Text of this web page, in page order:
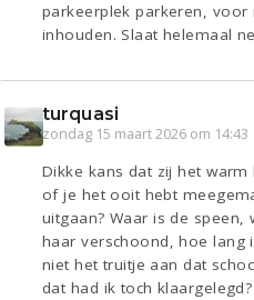
parkeerplek parkeren,
inhouden. Slaat helemaal
turquasi
zondag 15 maart 2026 om 14:43
Dikke kans dat zij het
of je het ooit hebt
uitgaan? Waar is de speen,
haar verschoond, hoe lang
niet het truitje aan dat
dat had ik toch